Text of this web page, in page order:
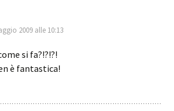
2009 alle 10:13
si fa?!?!?!
è fantastica!